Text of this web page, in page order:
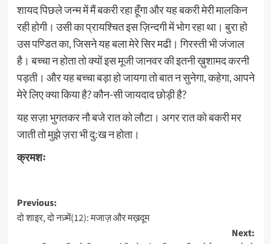
शायद पिछले जन्म में मैं बकरी रहा हूँगा और यह बकरी मेरी मालकिन
रही होगी। उसी का प्रायश्चित इस ज़िन्दगी में भोग रहा था। बुरा हो
उस पण्डित का, जिसने यह बला मेरे सिर मढी। गिरस्ती भी जंजाल
है। बच्चा न होता तो क्यों इस मूजी जानवर की इतनी ख़ुशामद करनी
पड़ती। और यह बच्चा बड़ा हो जायगा तो बात न सुनेगा, कहेगा, आपने
मेरे लिए क्या किया है? कौन-सी जायदाद छोड़ी है?
यह सज़ा भुगतकर नौ बजे रात को लौटा। अगर रात को बकरी मर
जाती तो मुझे ज़रा भी दु:ख न होता।
क्रमशः
Post
navigation
Previous:
दो शाइर, दो नज़्में(12): मजाज़ और मख़दूम
Next: